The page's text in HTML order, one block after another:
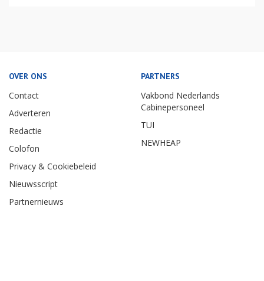
OVER ONS
Contact
Adverteren
Redactie
Colofon
Privacy & Cookiebeleid
Nieuwsscript
Partnernieuws
PARTNERS
Vakbond Nederlands
Cabinepersoneel
TUI
NEWHEAP